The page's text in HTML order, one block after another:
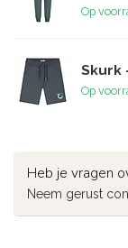
Op
Skurk
Op
Heb je vragen
Neem gerust